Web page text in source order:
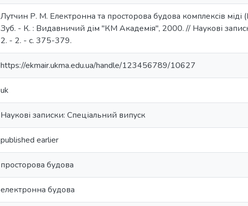
Лутчин Р. М. Електронна та просторова будова комплексів
Зуб. - К. : Видавничий дім "КМ Академія", 2000. // Наукові
2. - 2. - с. 375-379.
https://ekmair.ukma.edu.ua/handle/123456789/10627
uk
Наукові записки: Спеціальний випуск
published earlier
просторова будова
електронна будова